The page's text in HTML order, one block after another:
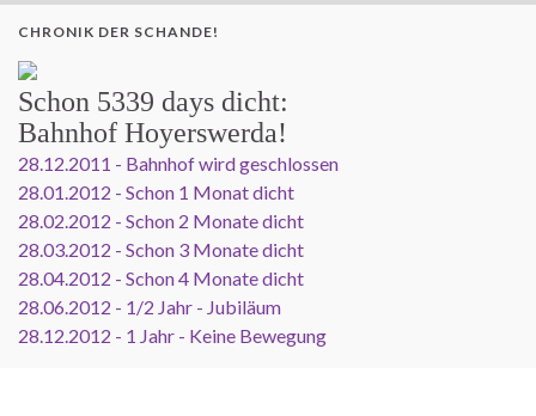
CHRONIK DER SCHANDE!
Schon 5339 days dicht:
Bahnhof Hoyerswerda!
28.12.2011 - Bahnhof wird geschlossen
28.01.2012 - Schon 1 Monat dicht
28.02.2012 - Schon 2 Monate dicht
28.03.2012 - Schon 3 Monate dicht
28.04.2012 - Schon 4 Monate dicht
28.06.2012 - 1/2 Jahr - Jubiläum
28.12.2012 - 1 Jahr - Keine Bewegung